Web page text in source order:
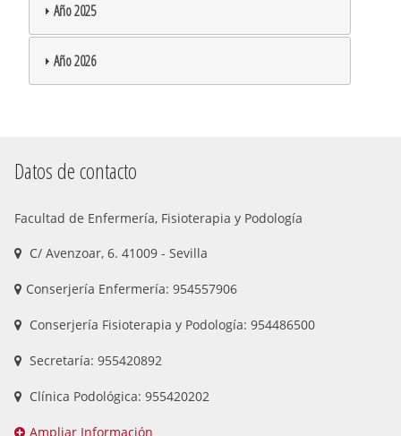
Año 2025
Año 2026
Datos de contacto
Facultad de Enfermería, Fisioterapia y Podología
C/ Avenzoar, 6. 41009 - Sevilla
Conserjería Enfermería: 954557906
Conserjería Fisioterapia y Podología: 954486500
Secretaría: 955420892
Clínica Podológica: 955420202
Ampliar Información